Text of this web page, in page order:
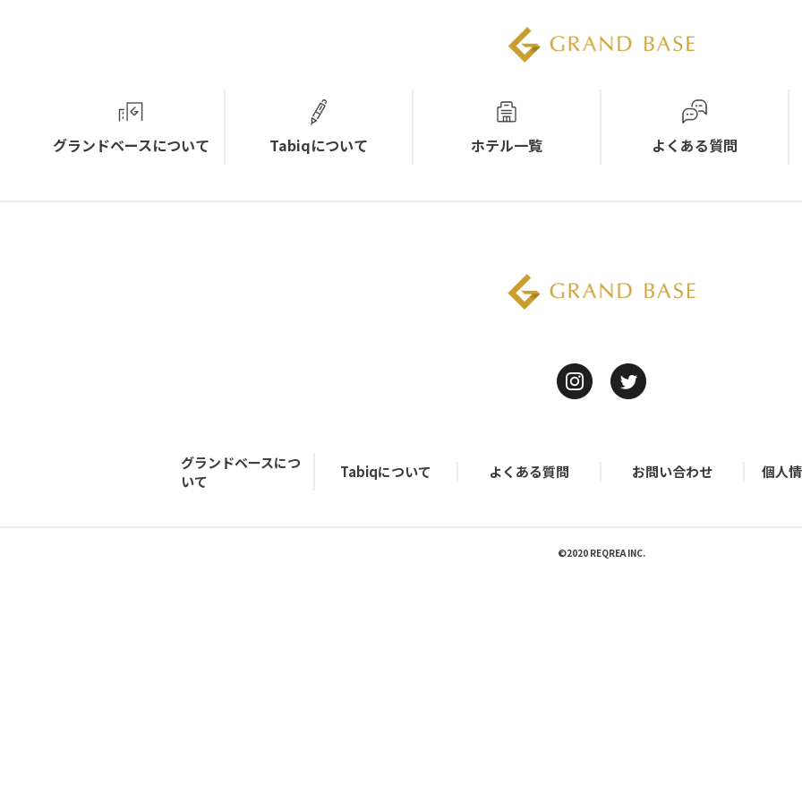
グランドベースについて Tabiqについて ホテル一覧 よくある質問
グランドベースにつ
いて
Tabiqについて よくある質問 お問い合わせ 個人
©2020 REQREA INC.